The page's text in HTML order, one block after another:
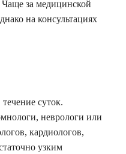
за медицинской
на консультациях
суток.
неврологи или
кардиологов,
узким